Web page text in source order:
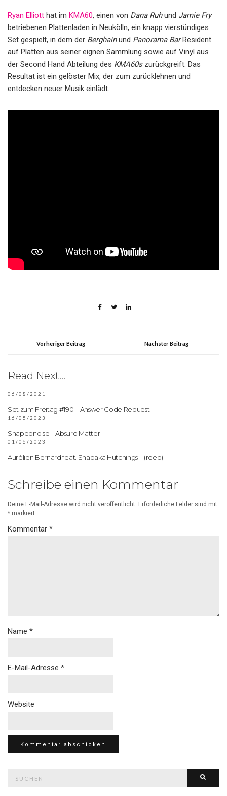
Ryan Elliott hat im KMA60, einen von Dana Ruhund Jamie Fry
betriebenen Plattenladen in Neukölln, ein knapp vierstündiges
Set gespielt, in dem der Berghainund Panorama BarResident
auf Platten aus seiner eignen Sammlung sowie auf Vinyl aus
der Second Hand Abteilung des KMA60szurückgreift. Das
Resultat ist ein gelöster Mix, der zum zurücklehnen und
entdecken neuer Musik einlädt.
Vorheriger Beitrag Nächster Beitrag
Read Next...
06/08/2021
Set zum Freitag #190 – Answer Code Request
16/05/2023
Shapednoise – Absurd Matter
01/06/2023
Aurélien Bernard feat. Shabaka Hutchings – (reed)
Schreibe einen Kommentar
Deine E-Mail-Adresse wird nicht veröffentlicht. Erforderliche Felder sind mit
* markiert
Kommentar *
Name *
E-Mail-Adresse *
Website